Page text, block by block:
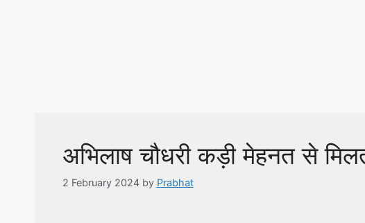
अभिलाष चौधरी कड़ी मेहनत से
2 February 2024 by Prabhat